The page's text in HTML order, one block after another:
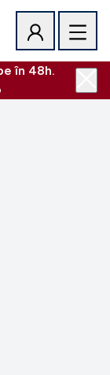
în 48h.